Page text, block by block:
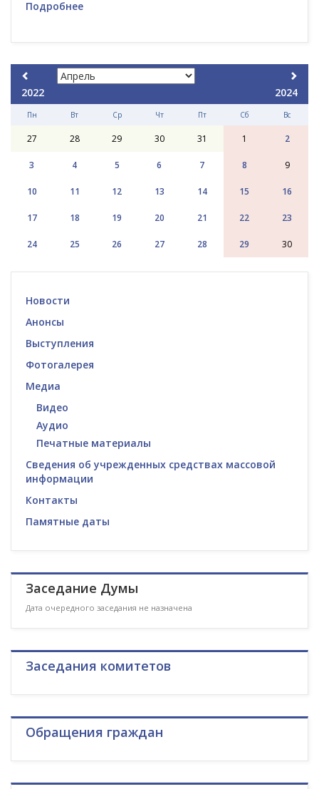
Подробнее
2022 2024
Пн Вт Ср Чт Пт Сб Вс
27 28 29 30 31 1 2
3 4 5 6 7 8 9
10 11 12 13 14 15 16
17 18 19 20 21 22 23
24 25 26 27 28 29 30
Новости
Анонсы
Выступления
Фотогалерея
Медиа
Видео
Аудио
Печатные материалы
Сведения об учрежденных средствах массовой
информации
Контакты
Памятные даты
Заседание Думы
Дата очередного заседания не назначена
Заседания комитетов
Обращения граждан